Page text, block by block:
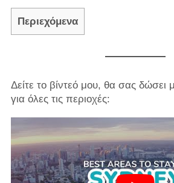
Περιεχόμενα
Δείτε το βίντεό μου, θα σας δώσει
για όλες τις περιοχές: